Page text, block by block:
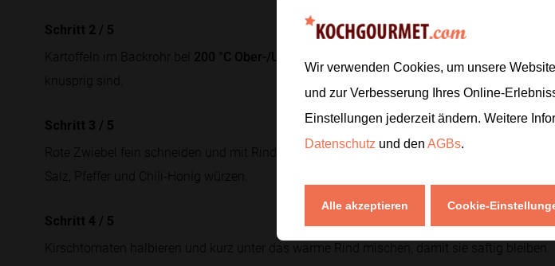
Schritt 2 / 5
Kartoffeln im Backrohr bei 200 °C Ober-/Unterhitze
knusprig sind.
Schritt 3 / 5
Rote Zwiebel fein schneiden und mit Rinderfaschiertem in einer Pfanne kräftig anbraten. Mit
Salz, Pfeffer und Chili-Honig würzen.
Schritt 4 / 5
Kirschtomaten halbieren und kurz unter das warme Rind mischen, damit sie saftig bleiben.
Wir verwenden Cookies, um unsere
und zur Verbesserung Ihres Online-
Einstellungen jederzeit ändern. Weitere
Datenschutz und den AGBs.
Alle akzeptieren Cookie-